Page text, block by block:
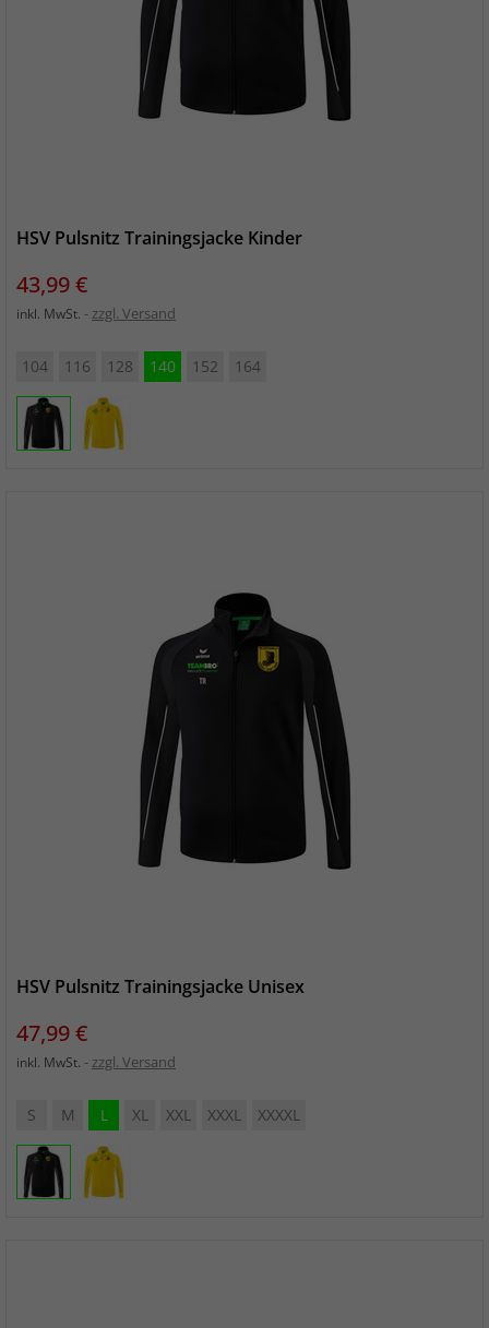
HSV Pulsnitz Trainingsjacke Kinder
Preis
43,99 €
inkl. MwSt. zzgl. Versand
104 116 128 140 152 164
HSV Pulsnitz Trainingsjacke Unisex
Preis
47,99 €
inkl. MwSt. zzgl. Versand
S M L XL XXL XXXL XXXXL